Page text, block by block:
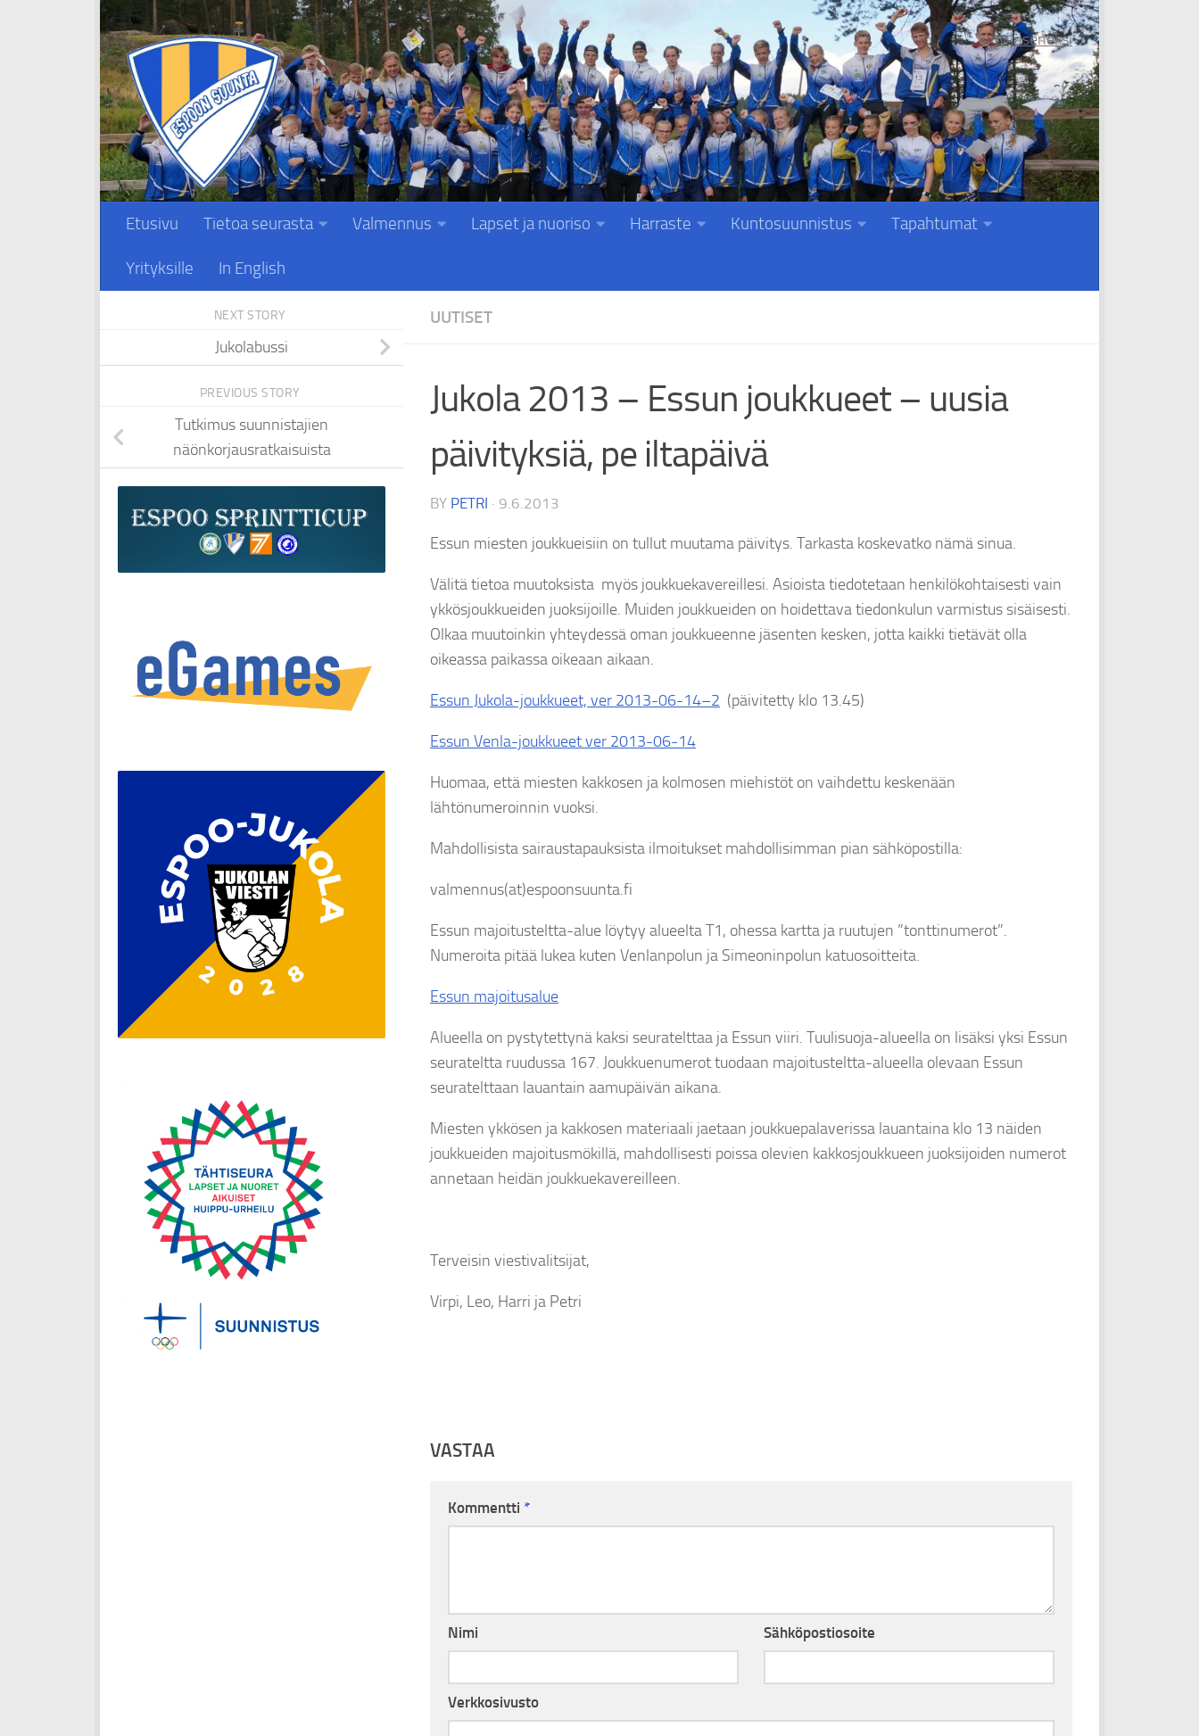
Skip to content
Liity jäseneksi
Etusivu Tietoa seurasta Valmennus Lapset ja nuoriso Harraste Kuntosuunnistus Tapahtumat
Yrityksille In English
UUTISET
Jukola 2013 – Essun joukkueet – uusia
päivityksiä, pe iltapäivä
BY PETRI · 9.6.2013
Essun miesten joukkueisiin on tullut muutama päivitys. Tarkasta koskevatko nämä sinua.
Välitä tietoa muutoksista myös joukkuekavereillesi. Asioista tiedotetaan henkilökohtaisesti vain
ykkösjoukkueiden juoksijoille. Muiden joukkueiden on hoidettava tiedonkulun varmistus sisäisesti.
Olkaa muutoinkin yhteydessä oman joukkueenne jäsenten kesken, jotta kaikki tietävät olla
oikeassa paikassa oikeaan aikaan.
Essun Jukola-joukkueet, ver 2013-06-14–2 (päivitetty klo 13.45)
Essun Venla-joukkueet ver 2013-06-14
Huomaa, että miesten kakkosen ja kolmosen miehistöt on vaihdettu keskenään
lähtönumeroinnin vuoksi.
Mahdollisista sairaustapauksista ilmoitukset mahdollisimman pian sähköpostilla:
valmennus(at)espoonsuunta.fi
Essun majoitusteltta-alue löytyy alueelta T1, ohessa kartta ja ruutujen ”tonttinumerot”.
Numeroita pitää lukea kuten Venlanpolun ja Simeoninpolun katuosoitteita.
Essun majoitusalue
Alueella on pystytettynä kaksi seuratelttaa ja Essun viiri. Tuulisuoja-alueella on lisäksi yksi Essun
seurateltta ruudussa 167. Joukkuenumerot tuodaan majoitusteltta-alueella olevaan Essun
seuratelttaan lauantain aamupäivän aikana.
Miesten ykkösen ja kakkosen materiaali jaetaan joukkuepalaverissa lauantaina klo 13 näiden
joukkueiden majoitusmökillä, mahdollisesti poissa olevien kakkosjoukkueen juoksijoiden numerot
annetaan heidän joukkuekavereilleen.
Terveisin viestivalitsijat,
Virpi, Leo, Harri ja Petri
VASTAA
Kommentti *
Nimi Sähköpostiosoite
Verkkosivusto
NEXT STORY
Jukolabussi
PREVIOUS STORY
Tutkimus suunnistajien
näönkorjausratkaisuista